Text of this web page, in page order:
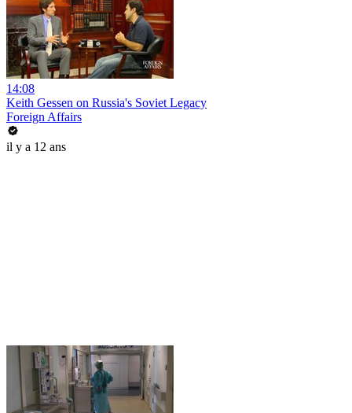
14:08
Keith Gessen on Russia's Soviet Legacy
Foreign Affairs
il y a 12 ans